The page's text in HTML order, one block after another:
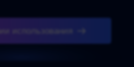
использования